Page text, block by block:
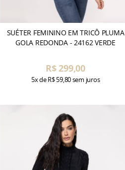
SUÉTER FEMININO EM TRICÔ PLUMA
GOLA REDONDA - 24162 VERDE
R$ 299,00
5xdeR$ 59,80sem juros